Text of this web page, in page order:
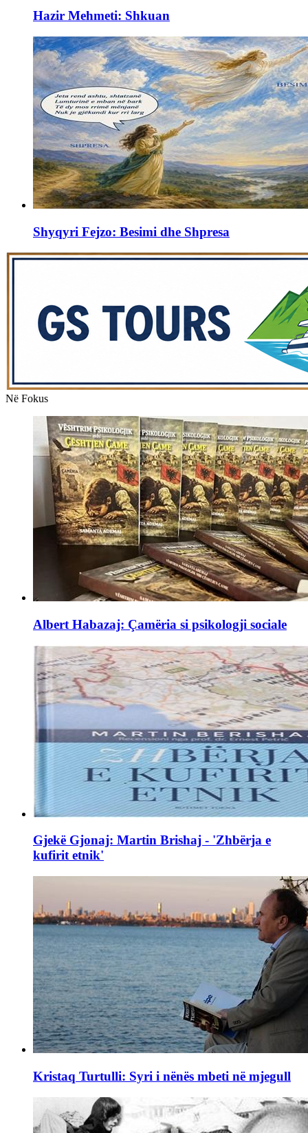
Hazir Mehmeti: Shkuan
Shyqyri Fejzo: Besimi dhe Shpresa
Në Fokus
Albert Habazaj: Çamëria si psikologji sociale
Gjekë Gjonaj: Martin Brishaj - 'Zhbërja e
kufirit etnik'
Kristaq Turtulli: Syri i nënës mbeti në mjegull